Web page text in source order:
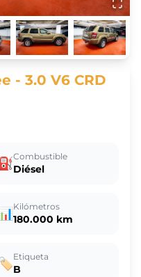
- 3.0 V6 CRD
⛽Combustible
Diésel
📊Kilómetros
180.000 km
🏷️Etiqueta
B